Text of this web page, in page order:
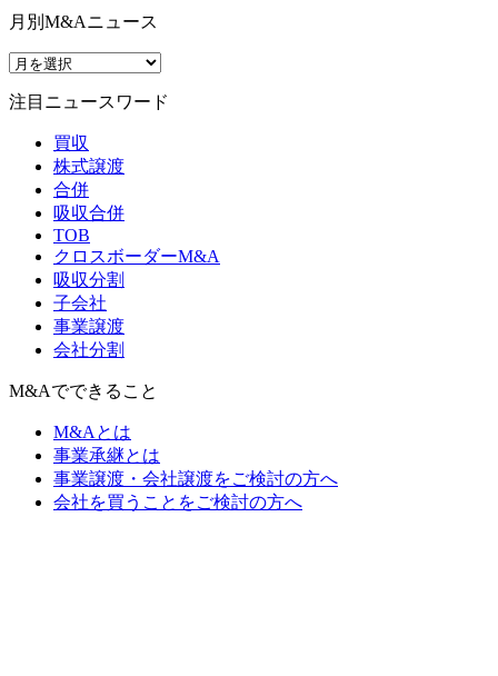
月別M&Aニュース
注目ニュースワード
買収
株式譲渡
合併
吸収合併
TOB
クロスボーダーM&A
吸収分割
子会社
事業譲渡
会社分割
M&Aでできること
M&Aとは
事業承継とは
事業譲渡・会社譲渡をご検討の方へ
会社を買うことをご検討の方へ